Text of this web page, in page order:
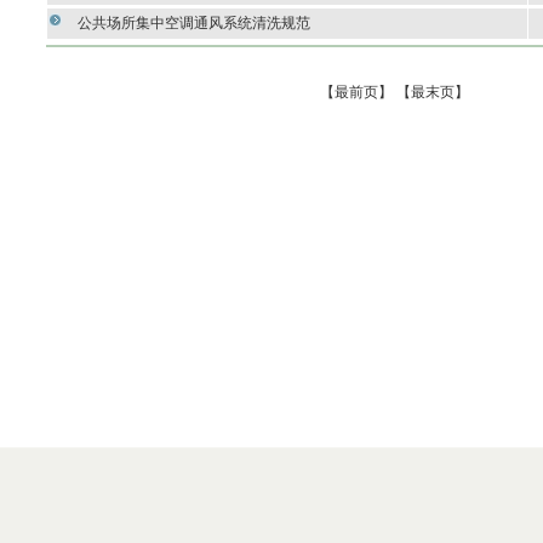
公共场所集中空调通风系统清洗规范
【最前页】 【最末页】